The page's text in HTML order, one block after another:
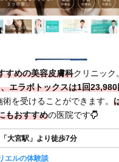
すめの美容皮膚科クリニック
エラボトックスは1回
を受けることができます。
もおすすめの医院です
大宮駅」より徒歩7分
エルの体験談